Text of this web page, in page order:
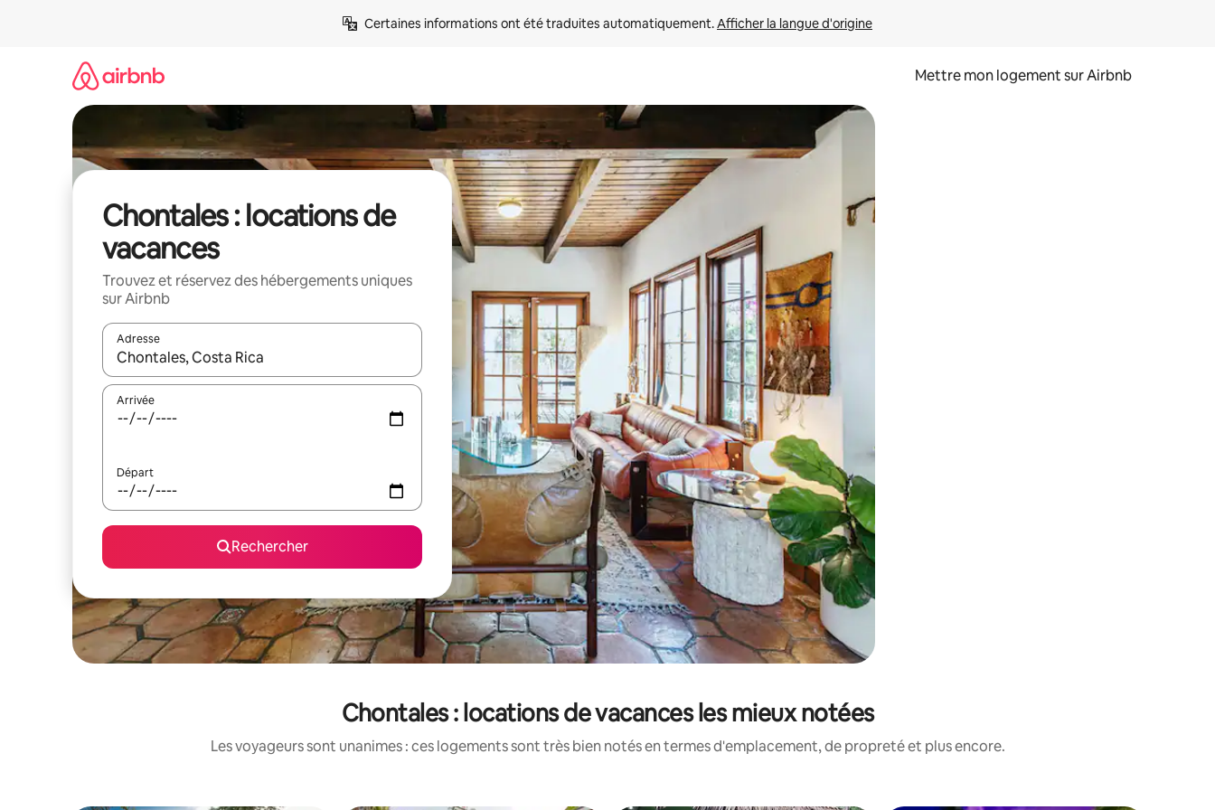
Certaines informations ont été traduites automatiquement. Afficher la langue d'origine
Mettre mon logement sur Airbnb
Chontales : locations de
vacances
Trouvez et réservez des hébergements uniques
sur Airbnb
Adresse
Lorsque les résultats s'affichent, utilisez les flèches vers le haut et vers le bas pour les parcourir ou en appuyant et en faisant glisser.
Arrivée
Départ
Rechercher
Chontales : locations de vacances les mieux notées
Les voyageurs sont unanimes : ces logements sont très bien notés en termes d'emplacement, de propreté et plus encore.